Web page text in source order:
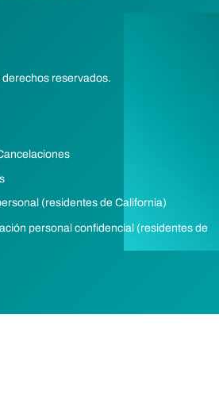
derechos reservados.
(residentes de California)
personal confidencial (residentes de